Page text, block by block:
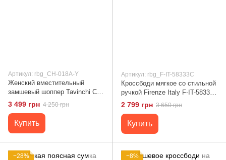
Артикул: rbg_CH-018A-Y
Женский вместительный
замшевый шоппер Tavinchi CH-
018A-Y Черный
3 499 грн 4 250 грн
Купить
Артикул: rbg_F-IT-58333C
Кроссбоди мягкое со стильной
ручкой Firenze Italy F-IT-58333C
Коричневый
2 799 грн 3 650 грн
Купить
−28%
−8%